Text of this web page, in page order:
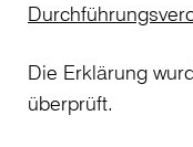
Die Erklärung
überprüft.